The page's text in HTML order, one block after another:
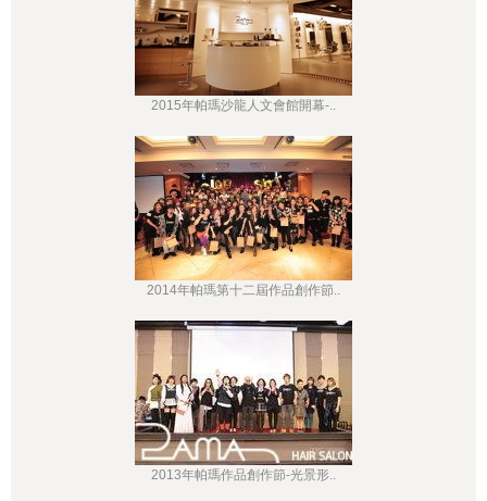
2015年帕瑪沙龍人文會館開幕-..
2014年帕瑪第十二屆作品創作節..
2013年帕瑪作品創作節-光景形..